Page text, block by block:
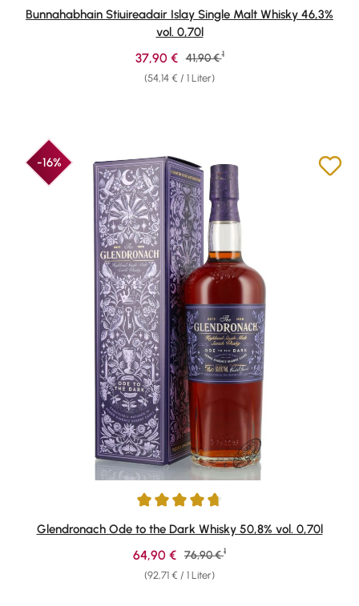
Durchschnittliche Bewertung von 4.77 von 5 Sternen
Bunnahabhain Stiuireadair Islay Single Malt Whisky 46,3%
vol. 0,70l
(54,14 € / 1 Liter)
Verkaufspreis:
37,90 € Regulärer Preis:
41,90 € 1
-16%
Durchschnittliche Bewertung von 4.8 von 5 Sternen
Glendronach Ode to the Dark Whisky 50,8% vol. 0,70l
(92,71 € / 1 Liter)
Verkaufspreis:
64,90 € Regulärer Preis:
76,90 € 1